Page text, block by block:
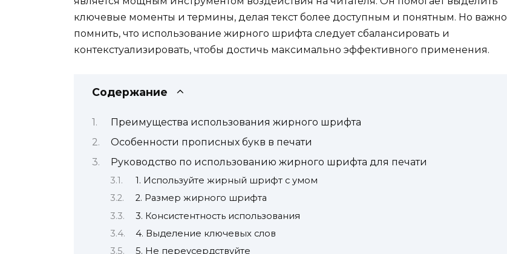
ключевые моменты и термины, делая текст более доступным и понятным. Но важно
помнить, что использование жирного шрифта следует сбалансировать и
контекстуализировать, чтобы достичь максимально эффективного применения.
Содержание
Преимущества использования жирного шрифта
Особенности прописных букв в печати
Руководство по использованию жирного шрифта для печати
1. Используйте жирный шрифт с умом
2. Размер жирного шрифта
3. Консистентность использования
4. Выделение ключевых слов
5. Не переусердствуйте